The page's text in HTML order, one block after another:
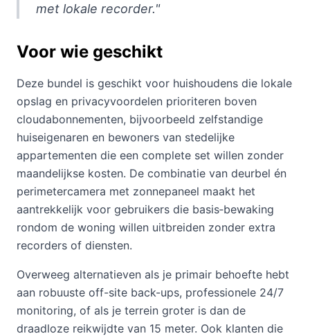
met lokale recorder."
Voor wie geschikt
Deze bundel is geschikt voor huishoudens die lokale
opslag en privacyvoordelen prioriteren boven
cloudabonnementen, bijvoorbeeld zelfstandige
huiseigenaren en bewoners van stedelijke
appartementen die een complete set willen zonder
maandelijkse kosten. De combinatie van deurbel én
perimetercamera met zonnepaneel maakt het
aantrekkelijk voor gebruikers die basis‑bewaking
rondom de woning willen uitbreiden zonder extra
recorders of diensten.
Overweeg alternatieven als je primair behoefte hebt
aan robuuste off-site back-ups, professionele 24/7
monitoring, of als je terrein groter is dan de
draadloze reikwijdte van 15 meter. Ook klanten die